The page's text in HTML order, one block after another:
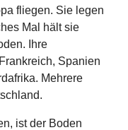
fliegen. Sie legen
Mal hält sie
Ihre
Spanien
Mehrere
ist der Boden